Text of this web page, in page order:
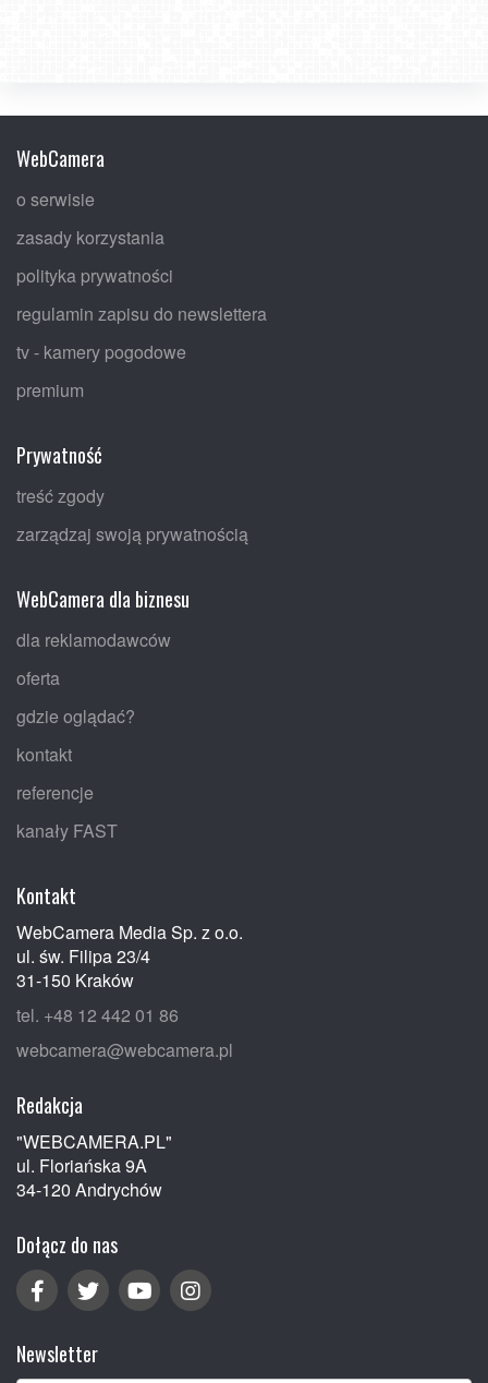
WebCamera
o serwisie
zasady korzystania
polityka prywatności
regulamin zapisu do newslettera
tv - kamery pogodowe
premium
Prywatność
treść zgody
zarządzaj swoją prywatnością
WebCamera dla biznesu
dla reklamodawców
oferta
gdzie oglądać?
kontakt
referencje
kanały FAST
Kontakt
WebCamera Media Sp. z o.o.
ul. św. Filipa 23/4
31-150 Kraków
tel. +48 12 442 01 86
webcamera@webcamera.pl
Redakcja
"WEBCAMERA.PL"
ul. Floriańska 9A
34-120 Andrychów
Dołącz do nas
Newsletter